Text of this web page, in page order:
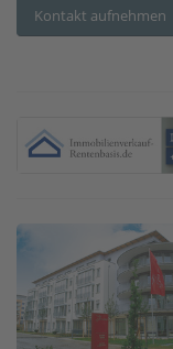
Kontakt aufnehmen